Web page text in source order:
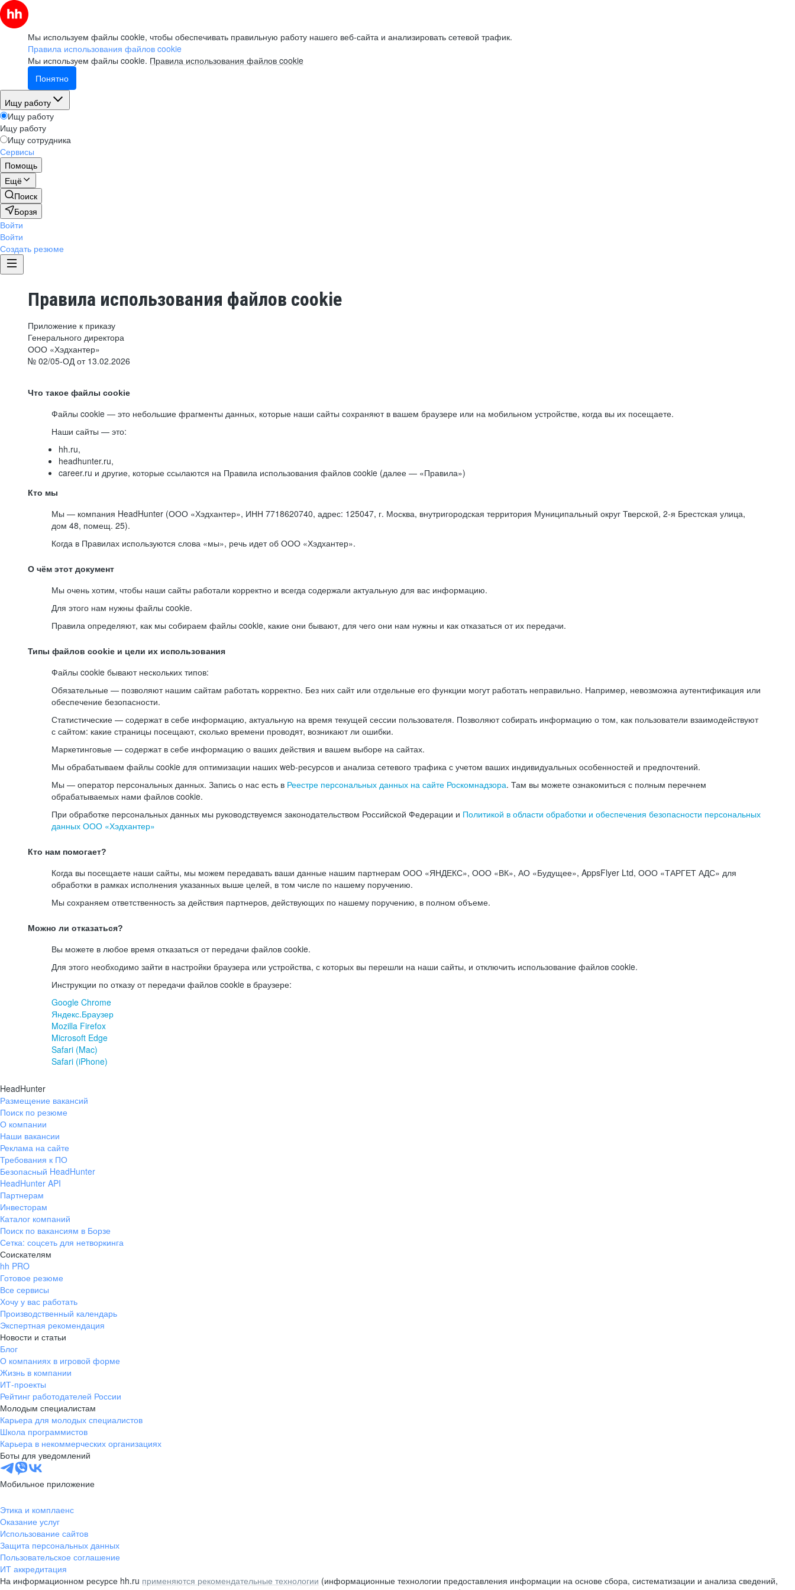
Мы используем файлы cookie, чтобы обеспечивать правильную работу нашего веб-сайта и анализировать сетевой трафик.
Правила использования файлов cookie
Мы используем файлы cookie. Правила использования файлов cookie
Понятно
Ищу работу
Ищу работу
Ищу работу
Ищу сотрудника
Сервисы
Помощь
Ещё
Поиск
Борзя
Войти
Войти
Создать резюме
Правила использования файлов cookie
Приложение к приказу
Генерального директора
ООО «Хэдхантер»
№ 02/05-ОД от 13.02.2026
Что такое файлы cookie
Файлы cookie — это небольшие фрагменты данных, которые наши сайты сохраняют в вашем браузере или на мобильном устройстве, когда вы их посещаете.
Наши сайты — это:
hh.ru,
headhunter.ru,
career.ru и другие, которые ссылаются на Правила использования файлов cookie (далее — «Правила»)
Кто мы
Мы — компания HeadHunter (ООО «Хэдхантер», ИНН 7718620740, адрес: 125047, г. Москва, внутригородская территория Муниципальный округ Тверской, 2-я Брестская улица,
дом 48, помещ. 25).
Когда в Правилах используются слова «мы», речь идет об ООО «Хэдхантер».
О чём этот документ
Мы очень хотим, чтобы наши сайты работали корректно и всегда содержали актуальную для вас информацию.
Для этого нам нужны файлы cookie.
Правила определяют, как мы собираем файлы cookie, какие они бывают, для чего они нам нужны и как отказаться от их передачи.
Типы файлов cookie и цели их использования
Файлы cookie бывают нескольких типов:
Обязательные — позволяют нашим сайтам работать корректно. Без них сайт или отдельные его функции могут работать неправильно. Например, невозможна аутентификация или
обеспечение безопасности.
Статистические — содержат в себе информацию, актуальную на время текущей сессии пользователя. Позволяют собирать информацию о том, как пользователи взаимодействуют
с сайтом: какие страницы посещают, сколько времени проводят, возникают ли ошибки.
Маркетинговые — содержат в себе информацию о ваших действия и вашем выборе на сайтах.
Мы обрабатываем файлы cookie для оптимизации наших web-ресурсов и анализа сетевого трафика с учетом ваших индивидуальных особенностей и предпочтений.
Мы — оператор персональных данных. Запись о нас есть в Реестре персональных данных на сайте Роскомнадзора. Там вы можете ознакомиться с полным перечнем
обрабатываемых нами файлов cookie.
При обработке персональных данных мы руководствуемся законодательством Российской Федерации и Политикой в области обработки и обеспечения безопасности персональных
данных ООО «Хэдхантер»
Кто нам помогает?
Когда вы посещаете наши сайты, мы можем передавать ваши данные нашим партнерам ООО «ЯНДЕКС», ООО «ВК», АО «Будущее», AppsFlyer Ltd, ООО «ТАРГЕТ АДС» для
обработки в рамках исполнения указанных выше целей, в том числе по нашему поручению.
Мы сохраняем ответственность за действия партнеров, действующих по нашему поручению, в полном объеме.
Можно ли отказаться?
Вы можете в любое время отказаться от передачи файлов cookie.
Для этого необходимо зайти в настройки браузера или устройства, с которых вы перешли на наши сайты, и отключить использование файлов cookie.
Инструкции по отказу от передачи файлов cookie в браузере:
Google Chrome
Яндекс.Браузер
Mozilla Firefox
Microsoft Edge
Safari (Mac)
Safari (iPhone)
HeadHunter
Размещение вакансий
Поиск по резюме
О компании
Наши вакансии
Реклама на сайте
Требования к ПО
Безопасный HeadHunter
HeadHunter API
Партнерам
Инвесторам
Каталог компаний
Поиск по вакансиям в Борзе
Сетка: соцсеть для нетворкинга
Соискателям
hh PRO
Готовое резюме
Все сервисы
Хочу у вас работать
Производственный календарь
Экспертная рекомендация
Новости и статьи
Блог
О компаниях в игровой форме
Жизнь в компании
ИТ-проекты
Рейтинг работодателей России
Молодым специалистам
Карьера для молодых специалистов
Школа программистов
Карьера в некоммерческих организациях
Боты для уведомлений
Мобильное приложение
Этика и комплаенс
Оказание услуг
Использование сайтов
Защита персональных данных
Пользовательское соглашение
ИТ аккредитация
На информационном ресурсе hh.ru применяются рекомендательные технологии (информационные технологии предоставления информации на основе сбора, систематизации и анализа сведений,